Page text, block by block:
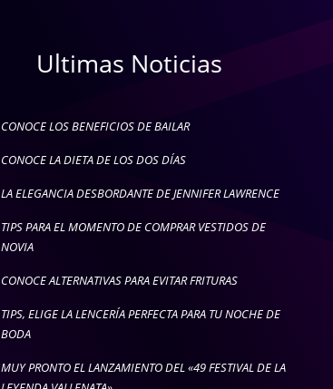
Ultimas Noticias
CONOCE LOS BENEFICIOS DE BAILAR
CONOCE LA DIETA DE LOS DOS DÍAS
LA ELEGANCIA DESBORDANTE DE JENNIFER LAWRENCE
TIPS PARA EL MOMENTO DE COMPRAR VESTIDOS DE
NOVIA
CONOCE ALTERNATIVAS PARA EVITAR FRITURAS
TIPS, ELIGE LA LENCERÍA PERFECTA PARA TU NOCHE DE
BODA
MUY PRONTO EL LANZAMIENTO DEL «49 FESTIVAL DE LA